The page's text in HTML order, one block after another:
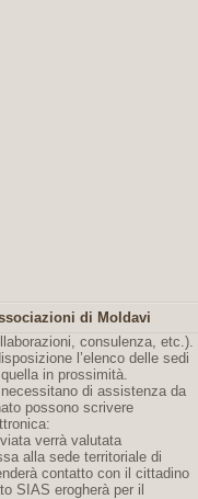
di Moldavi
consulenza, etc.).
l’elenco delle sedi
in prossimità.
di assistenza da
possono scrivere
verrà valutata
alla sede territoriale di
contatto con il cittadino
SIAS erogherà per il